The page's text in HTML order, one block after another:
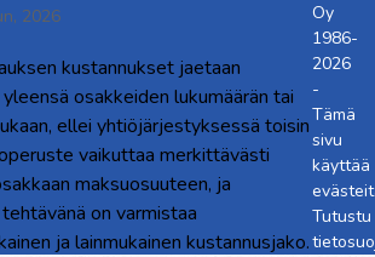
2026
kustannukset jaetaan
osakkeiden lukumäärän tai
ellei yhtiöjärjestyksessä toisin
vaikuttaa merkittävästi
maksuosuuteen, ja
on varmistaa
ja lainmukainen kustannusjako.
Oy
1986-
2026
-
Tämä
sivu
käyttää
Tutustu